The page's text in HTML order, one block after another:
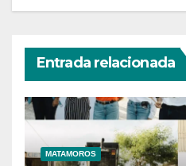
Entrada relacionada
MATAMOROS